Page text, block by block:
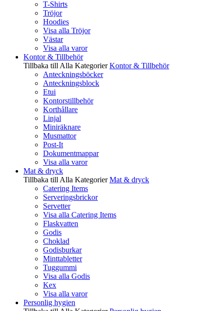
T-Shirts
Tröjor
Hoodies
Visa alla Tröjor
Västar
Visa alla varor
Kontor & Tillbehör
Tillbaka till Alla Kategorier Kontor & Tillbehör
Anteckningsböcker
Anteckningsblock
Etui
Kontorstillbehör
Korthållare
Linjal
Miniräknare
Musmattor
Post-It
Dokumentmappar
Visa alla varor
Mat & dryck
Tillbaka till Alla Kategorier Mat & dryck
Catering Items
Serveringsbrickor
Servetter
Visa alla Catering Items
Flaskvatten
Godis
Choklad
Godisburkar
Minttabletter
Tuggummi
Visa alla Godis
Kex
Visa alla varor
Personlig hygien